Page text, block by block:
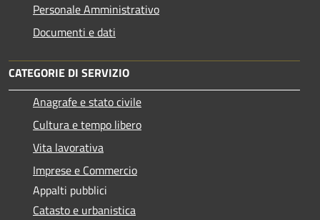
Personale Amministrativo
Documenti e dati
CATEGORIE DI SERVIZIO
Anagrafe e stato civile
Cultura e tempo libero
Vita lavorativa
Imprese e Commercio
Appalti pubblici
Catasto e urbanistica